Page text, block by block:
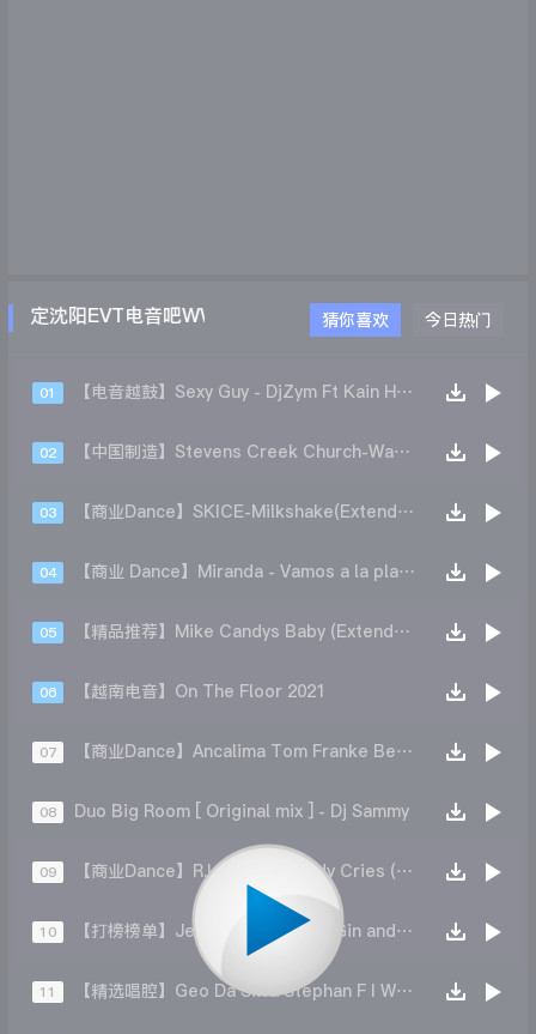
锁定沈阳EVT电音吧WWW.EVTDJ.COM猜你喜欢 今日热门
01 【电音越鼓】Sexy Guy - DjZym Ft Kain HD MINHTIEN
02 【中国制造】Stevens Creek Church-Wake（Aragamii remix）
03 【商业Dance】SKICE-Milkshake(Extended Mix)
04 【商业 Dance】Miranda - Vamos a la playa 2021 (DJ Deka Bootleg)
05 【精品推荐】Mike Candys Baby (Extended Mix)
06 【越南电音】On The Floor 2021
07 【商业Dance】Ancalima Tom Franke Better Off Alone (Extended Mix)
08 Duo Big Room [ Original mix ] - Dj Sammy
09 【商业Dance】R.I.O. - Everybody Cries (Dj.Cillo Bootleg)
10 【打榜榜单】Jessie J - Domino (Gin and Sonic Remix)
11 【精选唱腔】Geo Da Silva Stephan F I Want You In My Life (Extended Mix)